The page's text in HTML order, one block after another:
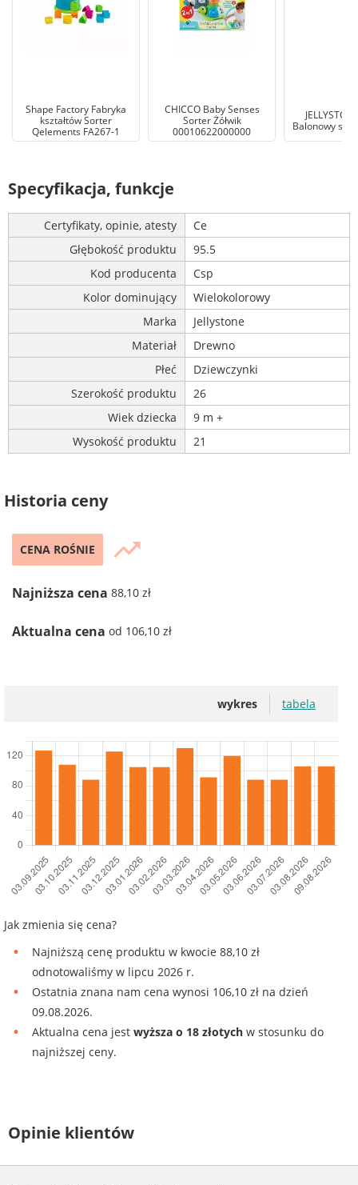
Shape Factory Fabryka
kształtów Sorter
Qelements FA267-1
CHICCO Baby Senses
Sorter Żółwik
00010622000000
Balonowy
Specyfikacja, funkcje
Certyfikaty, opinie, atesty
Ce
Głębokość produktu
95.5
Kod producenta
Csp
Kolor dominujący
Wielokolorowy
Marka
Jellystone
Materiał
Drewno
Płeć
Dziewczynki
Szerokość produktu
26
Wiek dziecka
9 m +
Wysokość produktu
21
Historia ceny
CENA ROŚNIE trending_up
Najniższa cena 88,10 zł
Aktualna cena od 106,10 zł
wykres tabela
Jak zmienia się cena?
Najniższą cenę produktu w kwocie 88,10 zł
odnotowaliśmy w lipcu 2026 r.
Ostatnia znana nam cena wynosi 106,10 zł na dzień
09.08.2026.
Aktualna cena jest wyższa o 18 złotych w stosunku do
najniższej ceny.
Opinie klientów